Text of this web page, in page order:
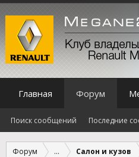
Форум ... Салон и кузов
Главная Форум
Поиск сообщений Последние